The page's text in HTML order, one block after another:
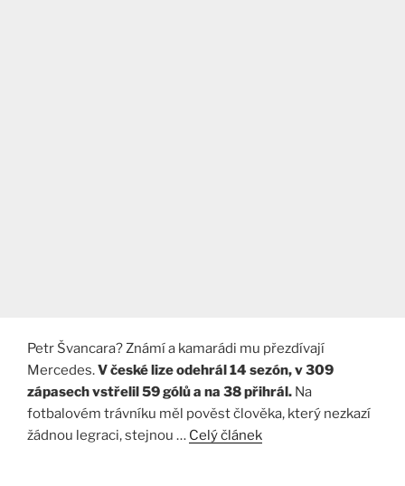
Petr Švancara? Známí a kamarádi mu přezdívají
Mercedes.V české lize odehrál 14 sezón, v 309
zápasech vstřelil 59 gólů a na 38 přihrál. Na
fotbalovém trávníku měl pověst člověka, který nezkazí
žádnou legraci, stejnou … Celý článek